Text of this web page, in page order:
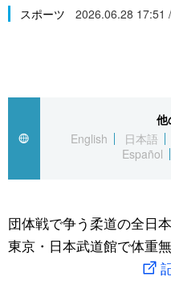
カテゴリー
経済・ビジネス
国際
文化
トップ
アーカイブ
In-depth
Japan Data
動画/Live
スポーツ・東京2020
スポーツ 2026.06.28 17:51
他
English
日本語
Español
団体戦で争う柔道の全日
東京・日本武道館で体重